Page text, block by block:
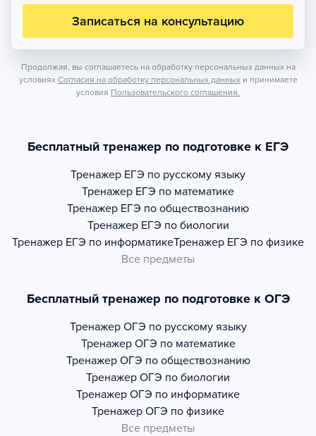
Записаться на консультацию
Продолжая, вы соглашаетесь на обработку персональных данных на
условиях Согласия на обработку персональных данных и принимаете
условия Пользовательского соглашения.
Бесплатный тренажер по подготовке к ЕГЭ
Тренажер ЕГЭ по русскому языку
Тренажер ЕГЭ по математике
Тренажер ЕГЭ по обществознанию
Тренажер ЕГЭ по биологии
Тренажер ЕГЭ по информатикеТренажер ЕГЭ по физике
Все предметы
Бесплатный тренажер по подготовке к ОГЭ
Тренажер ОГЭ по русскому языку
Тренажер ОГЭ по математике
Тренажер ОГЭ по обществознанию
Тренажер ОГЭ по биологии
Тренажер ОГЭ по информатике
Тренажер ОГЭ по физике
Все предметы